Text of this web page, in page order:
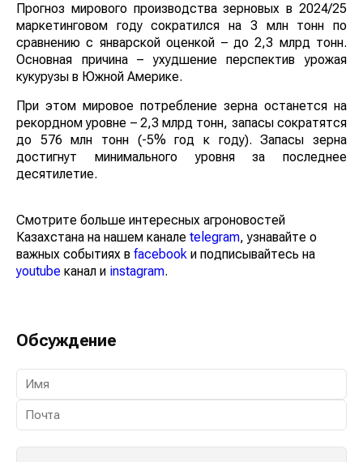
Прогноз мирового производства зерновых в 2024/25
маркетинговом году сократился на 3 млн тонн по
сравнению с январской оценкой – до 2,3 млрд тонн.
Основная причина – ухудшение перспектив урожая
кукурузы в Южной Америке.
При этом мировое потребление зерна останется на
рекордном уровне – 2,3 млрд тонн, запасы сократятся
до 576 млн тонн (-5% год к году). Запасы зерна
достигнут минимального уровня за последнее
десятилетие.
Смотрите больше интересных агроновостей
Казахстана на нашем канале telegram, узнавайте о
важных событиях в facebook и подписывайтесь на
youtube канал и instagram.
Обсуждение